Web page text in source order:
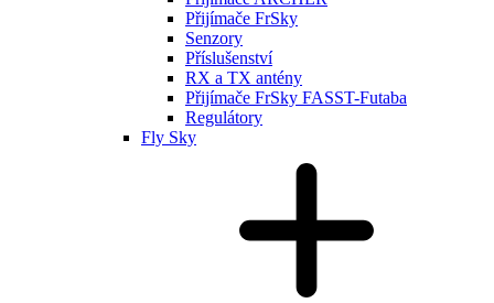
Přijímače FrSky
Senzory
Příslušenství
RX a TX antény
Přijímače FrSky FASST-Futaba
Regulátory
Fly Sky